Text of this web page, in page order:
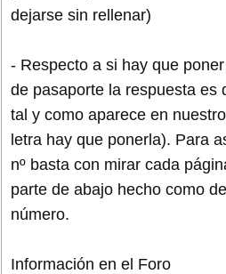
dejarse sin rellenar)
- Respecto a si hay que
de pasaporte la respuesta es
tal y como aparece en
letra hay que ponerla). Para
nº basta con mirar cada
parte de abajo hecho como
número.
Información en el Foro